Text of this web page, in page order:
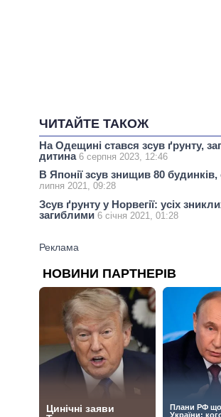
ЧИТАЙТЕ ТАКОЖ
На Одещині стався зсув ґрунту,
дитина 6 серпня 2023, 12:46
В Японії зсув знищив 80 будинків,
липня 2021, 09:28
Зсув ґрунту у Норвегії: усіх
загиблими 6 січня 2021, 01:28